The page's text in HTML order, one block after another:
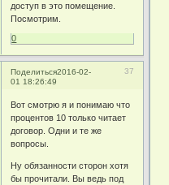
доступ в это помещение.
Посмотрим.
0
Поделиться 37
2016-02-
01 18:26:49
Вот смотрю я и понимаю что
процентов 10 только читает
договор. Одни и те же
вопросы.
Ну обязанности сторон хотя
бы прочитали. Вы ведь под